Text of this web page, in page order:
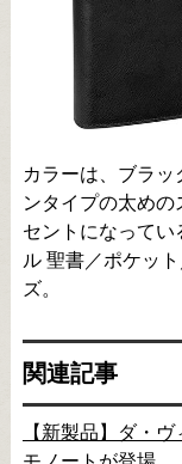
カラーは、ブラ
ンタイプの太め
セントになってい
ル 聖書／ポケッ
ズ。
関連記事
【新製品】ダ・